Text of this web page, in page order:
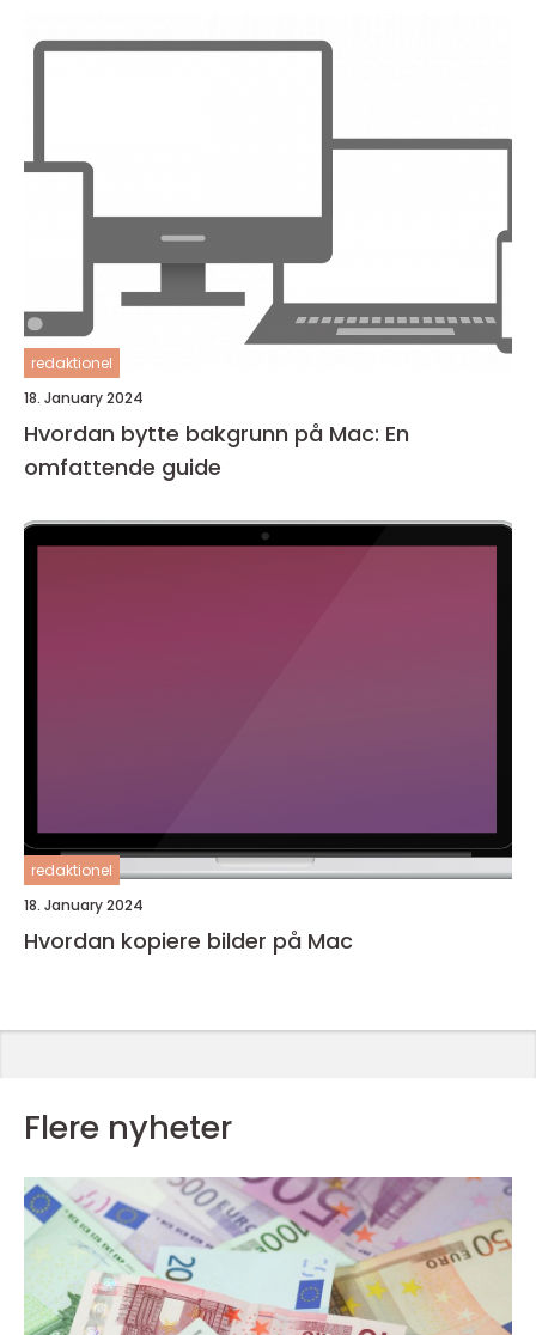
redaktionel
18. January 2024
Hvordan bytte bakgrunn på Mac: En
omfattende guide
redaktionel
18. January 2024
Hvordan kopiere bilder på Mac
Flere nyheter